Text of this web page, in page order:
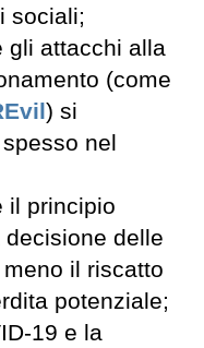
sociali;
gli attacchi alla
(come
) si
nel
il principio
delle
il riscatto
potenziale;
19 e la